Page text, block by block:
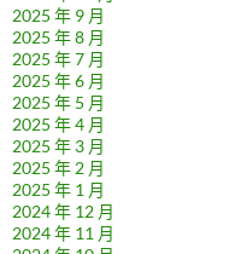
2025 年 9 月
2025 年 8 月
2025 年 7 月
2025 年 6 月
2025 年 5 月
2025 年 4 月
2025 年 3 月
2025 年 2 月
2025 年 1 月
2024 年 12 月
2024 年 11 月